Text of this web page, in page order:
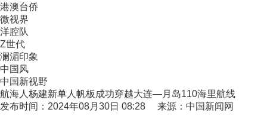
港澳台侨
微视界
洋腔队
Z世代
澜湄印象
中国风
中国新视野
航海人杨建新单人帆板成功穿越大连—月岛110海里航线
发布时间：2024年08月30日 08:28 来源：中国新闻网